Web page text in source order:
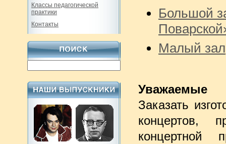
Классы педагогической
практики
Контакты
Большой
Малый зал
Заказать
концертов,
концертной